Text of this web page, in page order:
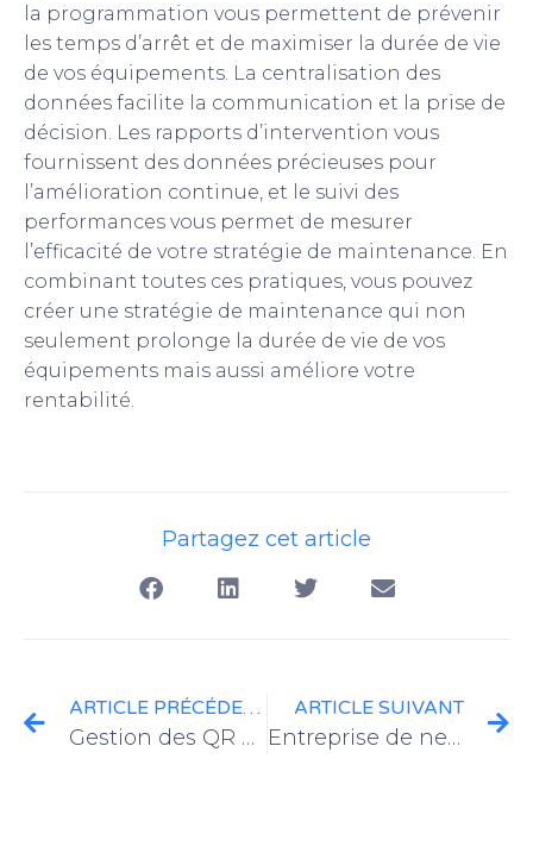
la programmation vous permettent de prévenir
les temps d’arrêt et de maximiser la durée de vie
de vos équipements. La centralisation des
données facilite la communication et la prise de
décision. Les rapports d’intervention vous
fournissent des données précieuses pour
l’amélioration continue, et le suivi des
performances vous permet de mesurer
l’efficacité de votre stratégie de maintenance. En
combinant toutes ces pratiques, vous pouvez
créer une stratégie de maintenance qui non
seulement prolonge la durée de vie de vos
équipements mais aussi améliore votre
rentabilité.
Partagez cet article
ARTICLE PRÉCÉDENT
Gestion des QR codes & tarifs d’interventions
ARTICLE SUIVANT
Entreprise de nettoyage: comment optimiser la planification de vos interventions